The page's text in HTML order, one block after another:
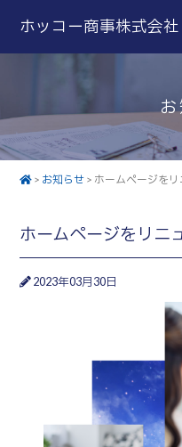
ホッコー商事株式会社
> お知らせ > ホームページを
ホームページをリニ
2023年03月30日